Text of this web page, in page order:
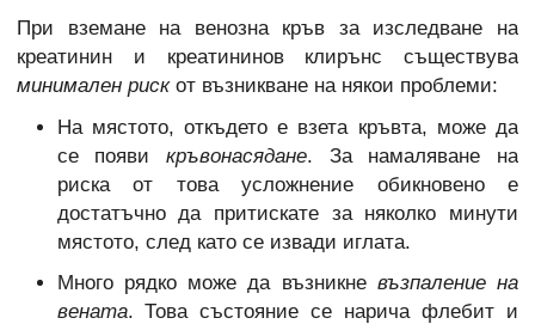
При вземане на венозна кръв за изследване на
креатинин и креатининов клирънс съществува
минимален рискот възникване на някои проблеми:
На мястото, откъдето е взета кръвта, може да
се появи кръвонасядане. За намаляване на
риска от това усложнение обикновено е
достатъчно да притискате за няколко минути
мястото, след като се извади иглата.
Много рядко може да възникне възпаление на
вената. Това състояние се нарича флебит и